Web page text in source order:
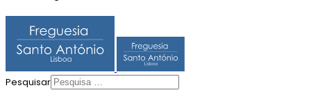
Pesquisar